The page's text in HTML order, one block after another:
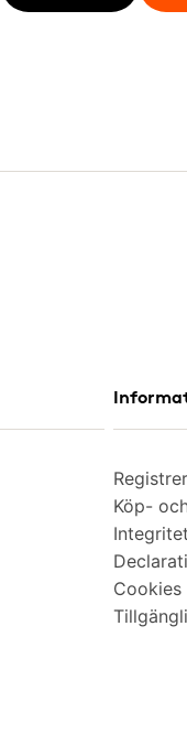
Köp-
Cookies